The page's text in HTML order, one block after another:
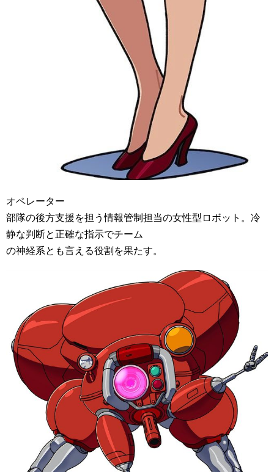
オペレーター
部隊の後方支援を担う情報管制担当の女性型ロボット。冷
静な判断と正確な指示でチーム
の神経系とも言える役割を果たす。